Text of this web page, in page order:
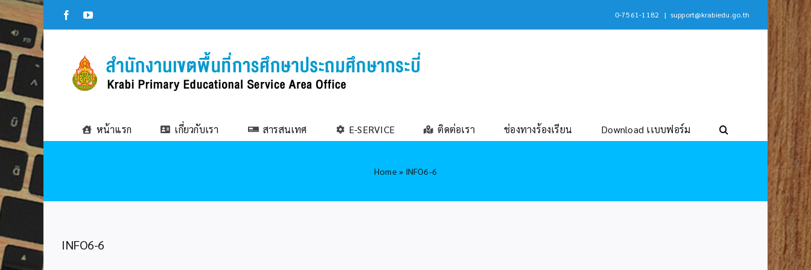
Skip
to
content
FacebookYouTube 0-7561-1182 | support@krabiedu.go.th
หน้าแรก เกี่ยวกับเรา สารสนเทศ E-SERVICE ติดต่อเรา ช่องทางร้องเรียน Download เเบบฟอร์ม
Home » INFO6-6
INFO6-6